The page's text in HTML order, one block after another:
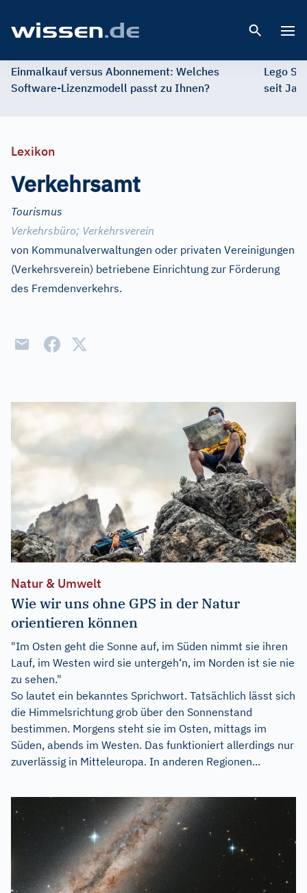
Einmalkauf versus Abonnement: Welches
Software-Lizenzmodell passt zu Ihnen?
Lego
seit
Lexikon
Verkehrsamt
Tourismus
Verkehrsbüro; Verkehrsverein
von Kommunalverwaltungen oder privaten Vereinigungen
(Verkehrsverein) betriebene Einrichtung zur Förderung
des Fremdenverkehrs.
Natur & Umwelt
Wie wir uns ohne GPS in der Natur
orientieren können
"Im Osten geht die Sonne auf, im Süden nimmt sie ihren
Lauf, im Westen wird sie untergeh‘n, im Norden ist sie nie
zu sehen."
So lautet ein bekanntes Sprichwort. Tatsächlich lässt sich
die Himmelsrichtung grob über den Sonnenstand
bestimmen. Morgens steht sie im Osten, mittags im
Süden, abends im Westen. Das funktioniert allerdings nur
zuverlässig in Mitteleuropa. In anderen Regionen...